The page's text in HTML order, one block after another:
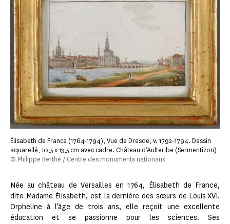
Élisabeth de France (1764-1794), Vue de Dresde, v. 1792-1794. Dessin
aquarellé, 10,5 x 13,5 cm avec cadre. Château d’Aulteribe (Sermentizon)
© Philippe Berthé / Centre des monuments nationaux
Née au château de Versailles en 1764, Élisabeth de France,
dite Madame Élisabeth, est la dernière des sœurs de Louis XVI.
Orpheline à l’âge de trois ans, elle reçoit une excellente
éducation et se passionne pour les sciences. Ses